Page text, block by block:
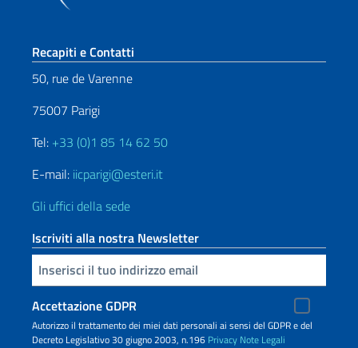
Sezione footer
Recapiti e Contatti
50, rue de Varenne
75007 Parigi
Tel: +33 (0)1 85 14 62 50
E-mail: iicparigi@esteri.it
Gli uffici della sede
Iscriviti alla nostra Newsletter
Inserisci la tua email
Accettazione GDPR
Autorizzo il trattamento dei miei dati personali ai sensi del GDPR e del
Decreto Legislativo 30 giugno 2003, n.196 Privacy Note Legali